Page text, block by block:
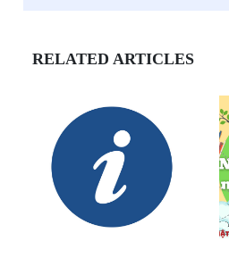
RELATED ARTICLES